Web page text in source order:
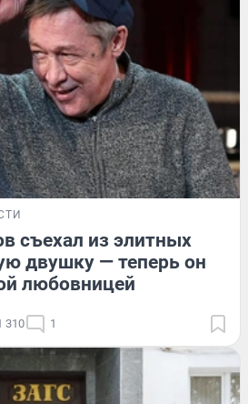
съехал из элитных
двушку — теперь он
любовницей
310 1